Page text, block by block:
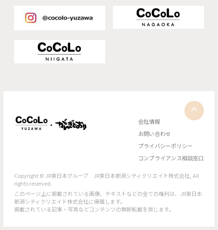
会社情報
お問い合わせ
プライバシーポリシー
コンプライアンス相談窓口
Copyright © JR東日本グループ JR東日本新潟シティクリエイト株式会社, All
rights reserved.
このページ上に掲載されている画像、テキストなどの全ての権利は、JR東日本
新潟シティクリエイト株式会社に帰属します。
掲載されている記事・写真などコンテンツの無断転載を禁じます。